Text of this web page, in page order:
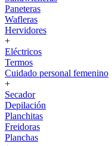
Paneteras
Wafleras
Hervidores
+
Eléctricos
Termos
Cuidado personal femenino
+
Secador
Depilación
Planchitas
Freidoras
Planchas